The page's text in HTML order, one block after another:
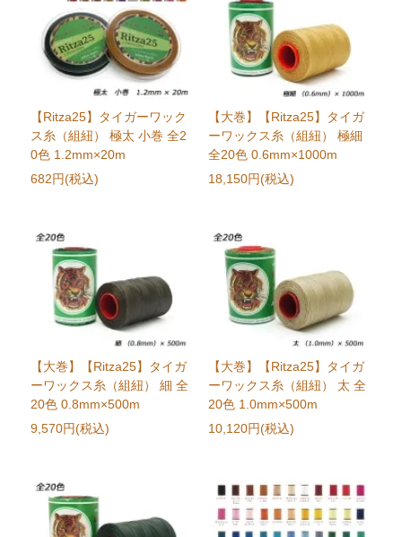
【Ritza25】タイガーワック
ス糸（組紐） 極太 小巻 全2
0色 1.2mm×20m
682円(税込)
【大巻】【Ritza25】タイガ
ーワックス糸（組紐） 極細
全20色 0.6mm×1000m
18,150円(税込)
【大巻】【Ritza25】タイガ
ーワックス糸（組紐） 細 全
20色 0.8mm×500m
9,570円(税込)
【大巻】【Ritza25】タイガ
ーワックス糸（組紐） 太 全
20色 1.0mm×500m
10,120円(税込)